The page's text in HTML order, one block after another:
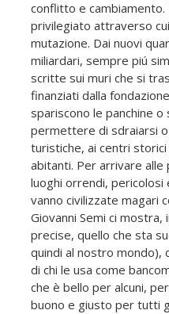
conflitto e
privilegiato attraverso
mutazione. Dai nuovi
miliardari, sempre piú
scritte sui muri che si
finanziati dalla
spariscono le panchine
permettere di sdraiarsi
turistiche, ai centri
abitanti. Per arrivare
luoghi orrendi, pericolosi
vanno civilizzate magari
Giovanni Semi ci
precise, quello che sta
quindi al nostro mondo),
di chi le usa come
che è bello per alcuni,
buono e giusto per tutti